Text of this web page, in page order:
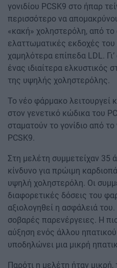
γονιδίου PCSK9 στο ήπαρ
περισσότερο να
«κακή» χοληστερόλη, από το
ελαττωματικές εκδοχές του
χαμηλότερα επίπεδα LDL.
ένας ιδιαίτερα ελκυστικός
της υψηλής χοληστερόλης.
Το νέο φάρμακο λειτουργεί
στον γενετικό κώδικα του
σταματούν το γονίδιο από
PCSK9.
Στη μελέτη συμμετείχαν 35
κίνδυνο για πρώιμη
υψηλή χοληστερόλη. Οι
διαφορετικές δόσεις του
αξιολογηθεί η ασφάλειά
σοβαρές παρενέργειες. Η
αύξηση ενός άλλου
υποδηλώνει μια μικρή
Παρότι η μελέτη ήταν